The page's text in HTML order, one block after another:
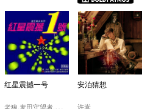
红星震撼一号
老
狼,麦田守望者,天堂乐队,田震,许巍
安泊猜想
许嵩